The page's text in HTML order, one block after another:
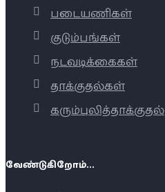
படையணிகள்
குடும்பங்கள்
நடவடிக்கைகள்
தாக்குதல்கள்
கரும்புலித்தாக்குதல்
வேண்டுகிறோம்...